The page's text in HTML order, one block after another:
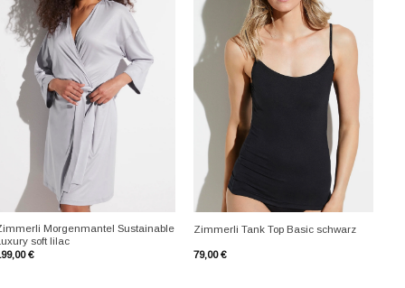
Morgenmantel Sustainable
soft lilac
€
Zimmerli Tank Top Basic schwarz
79,00€